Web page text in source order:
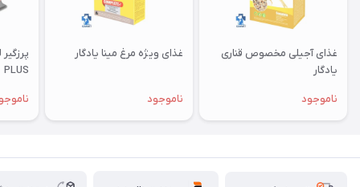
غذای آجیلی مخصوص قناری
یادگار
ناموجود
غذای ویژه مرغ مینا یادگار
ناموجود
PLUS